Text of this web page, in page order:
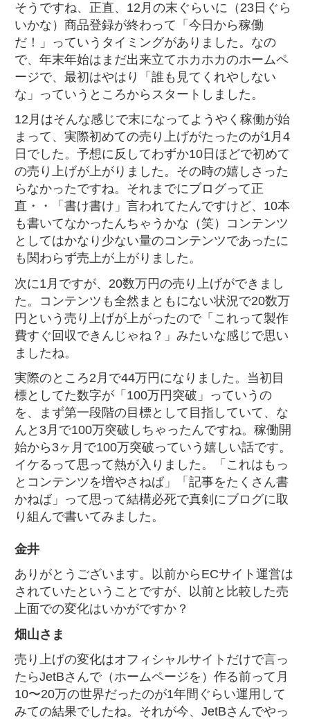
そうですね、正直、12月の末ぐらいに（23日ぐら
いかな）商品登録が終わって「今日から稼働
だ！」っていうタイミングがありました。なの
で、年末年始はまだ出来立てホカホカのホームペ
ージで、最初はやはり「誰も見てくれやしない
な」っていうところからスタートしました。
12月はそんな感じで末になってようやく稼働が始
まって、実際初めての売り上げがたったのが1月4
日でした。予想に反してわずか10日ほどで初めて
の売り上げが上がりました。その時の嬉しさった
らなかったですね。それまでにブログって正
直・・「書け書け」言われてたんですけど、10本
も書いてなかったんちゃうかな（笑）コンテンツ
としてはかなり少ない量のコンテンツであったに
も関わらず売上が上がりました。
次に1月ですが、20数万円の売り上げができまし
た。コンテンツも全然まともにない状況で20数万
円という売り上げが上がったので「これって製作
費すぐ回収できんじゃね？」みたいな感じで思い
ましたね。
実際のところ2月で44万円になりました。当初目
標としてた数字が「100万円突破」っていうの
を、まず第一段階の目標として目指していて、な
んと3月で100万突破しちゃったんですね。稼働開
始から3ヶ月で100万突破っていう嬉しい話です。
イケるって思って熱が入りました。「これはもっ
とコンテンツを増やさねば」「記事をたくさん書
かねば」って思って結構必死で真剣にブログに取
り組んで書いてみました。
金井
ありがとうございます。以前からECサイト運営は
されていたということですが、以前と比較した売
上面での変化はいかがですか？
畑山さま
売り上げの変化はオフィシャルサイトだけで言っ
たらJetBさんで（ホームページを）作る前って月
10〜20万の世界だったのが1年間ぐらい運用して
みての結果でしたね。それが今、JetBさんでやっ